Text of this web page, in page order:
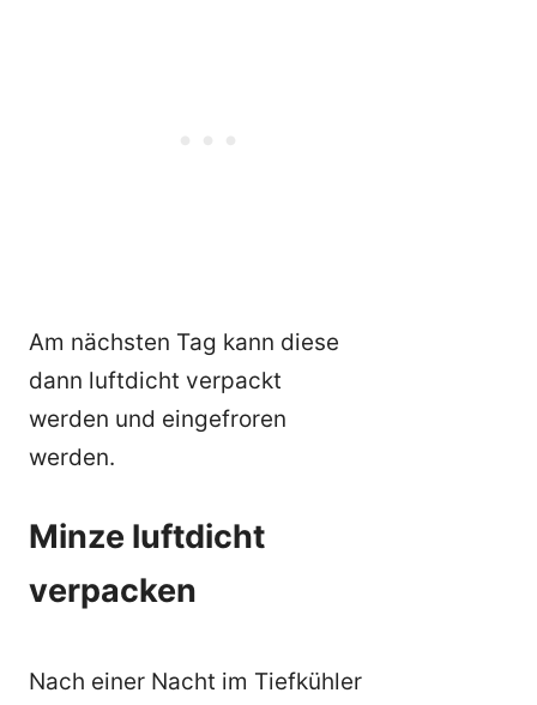
Am nächsten Tag kann diese
dann luftdicht verpackt
werden und eingefroren
werden.
Minze luftdicht
verpacken
Nach einer Nacht im Tiefkühler